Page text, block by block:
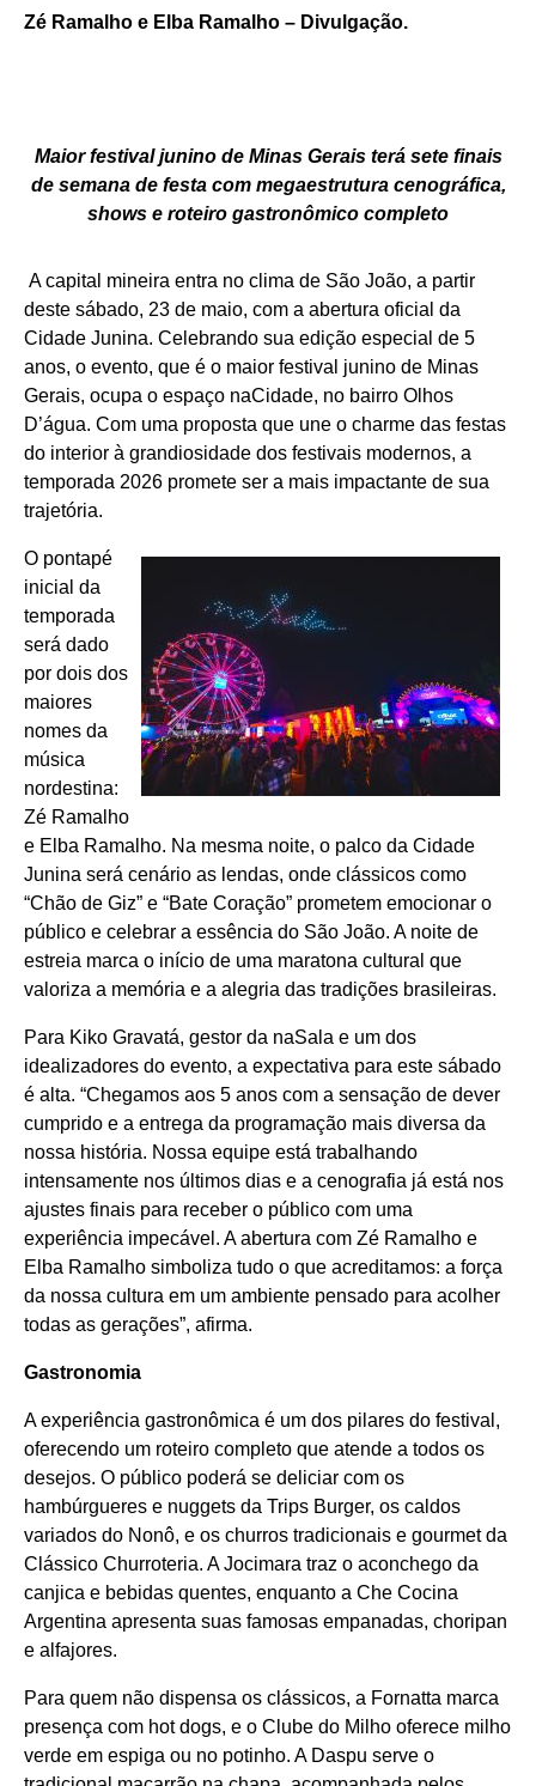
Zé Ramalho e Elba Ramalho – Divulgação.
Maior festival junino de Minas Gerais terá sete finais
de semana de festa com megaestrutura cenográfica,
shows e roteiro gastronômico completo
A capital mineira entra no clima de São João, a partir
deste sábado, 23 de maio, com a abertura oficial da
Cidade Junina. Celebrando sua edição especial de 5
anos, o evento, que é o maior festival junino de Minas
Gerais, ocupa o espaço naCidade, no bairro Olhos
D’água. Com uma proposta que une o charme das festas
do interior à grandiosidade dos festivais modernos, a
temporada 2026 promete ser a mais impactante de sua
trajetória.
O pontapé
inicial da
temporada
será dado
por dois dos
maiores
nomes da
música
nordestina:
Zé Ramalho
e Elba Ramalho. Na mesma noite, o palco da Cidade
Junina será cenário as lendas, onde clássicos como
“Chão de Giz” e “Bate Coração” prometem emocionar o
público e celebrar a essência do São João. A noite de
estreia marca o início de uma maratona cultural que
valoriza a memória e a alegria das tradições brasileiras.
Para Kiko Gravatá, gestor da naSala e um dos
idealizadores do evento, a expectativa para este sábado
é alta. “Chegamos aos 5 anos com a sensação de dever
cumprido e a entrega da programação mais diversa da
nossa história. Nossa equipe está trabalhando
intensamente nos últimos dias e a cenografia já está nos
ajustes finais para receber o público com uma
experiência impecável. A abertura com Zé Ramalho e
Elba Ramalho simboliza tudo o que acreditamos: a força
da nossa cultura em um ambiente pensado para acolher
todas as gerações”, afirma.
Gastronomia
A experiência gastronômica é um dos pilares do festival,
oferecendo um roteiro completo que atende a todos os
desejos. O público poderá se deliciar com os
hambúrgueres e nuggets da Trips Burger, os caldos
variados do Nonô, e os churros tradicionais e gourmet da
Clássico Churroteria. A Jocimara traz o aconchego da
canjica e bebidas quentes, enquanto a Che Cocina
Argentina apresenta suas famosas empanadas, choripan
e alfajores.
Para quem não dispensa os clássicos, a Fornatta marca
presença com hot dogs, e o Clube do Milho oferece milho
verde em espiga ou no potinho. A Daspu serve o